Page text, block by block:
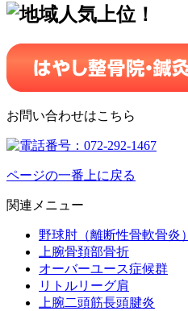
お問い合わせはこちら
ページの一番上に戻る
関連メニュー
野球肘（離断性骨軟骨炎）
上腕骨頚部骨折
オーバーユース症候群
リトルリーグ肩
上腕二頭筋長頭腱炎